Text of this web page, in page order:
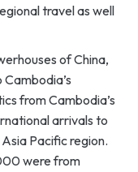
travel as well
of China,
from Cambodia’s
arrivals to
Pacific region.
were from